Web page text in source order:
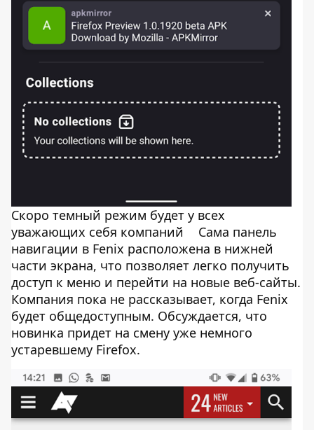
Скоро темный режим будет у всех
уважающих себя компаний
Сама панель
навигации в Fenix ​​расположена в нижней
части экрана, что позволяет легко получить
доступ к меню и перейти на новые веб-сайты.
Компания пока не рассказывает, когда Fenix
будет общедоступным. Обсуждается, что
новинка придет на смену уже немного
устаревшему Firefox.